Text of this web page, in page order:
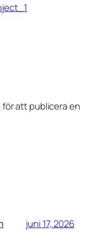
för att publicera en
juni 17, 2026